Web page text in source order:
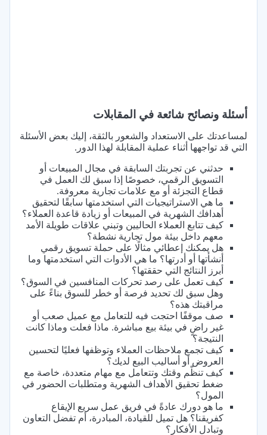
أسئلة ونصائح شائعة في المقابلات
لمساعدتك على الاستعداد والشعور بالثقة، إليك بعض الأسئلة
التي قد تواجهها أثناء عملية المقابلة لهذا الدور.
حدثني عن تجربتك السابقة في مجال المبيعات أو
التسويق الرقمي، خصوصًا إذا سبق لك العمل في
قطاع التجزئة أو مع علامات تجارية معروفة.
ما هي الاستراتيجيات التي استخدمتها سابقًا لتحقيق
أهدافك الشهرية في المبيعات أو زيادة قاعدة العملاء؟
كيف تتابع العملاء الحاليين وتبني علاقات طويلة الأمد
معهم داخل بيئة مول تجارية نشطة؟
هل يمكنك إعطائي مثالًا على حملة تسويق رقمي
أنشأتها أو أدرتها؟ ما هي الأدوات التي استخدمتها وما
أبرز النتائج التي حققتها؟
كيف تعمل على رصد تحركات المنافسين في السوق؟
وهل سبق لك تحديد فرصة أو خطر للسوق بناءً على
مراقبتك هذه؟
صف موقفًا احتجت فيه للتعامل مع عميل صعب أو
غير راضٍ في بيئة بيع مباشرة. ماذا فعلت وماذا كانت
النتيجة؟
كيف تجمع ملاحظات العملاء وتوظفها فعليًا لتحسين
العروض أو أساليب البيع لديك؟
كيف تنظّم وقتك وتتعامل مع مهام متعددة، خاصة مع
ضغط تحقيق الأهداف الشهرية ومتطلبات الحضور في
المول؟
ما هو دورك عادةً في فريق عمل سريع الإيقاع
كفريقنا؟ هل تميل للقيادة، المبادرة، أم تفضل التعاون
وتبادل الأفكار؟